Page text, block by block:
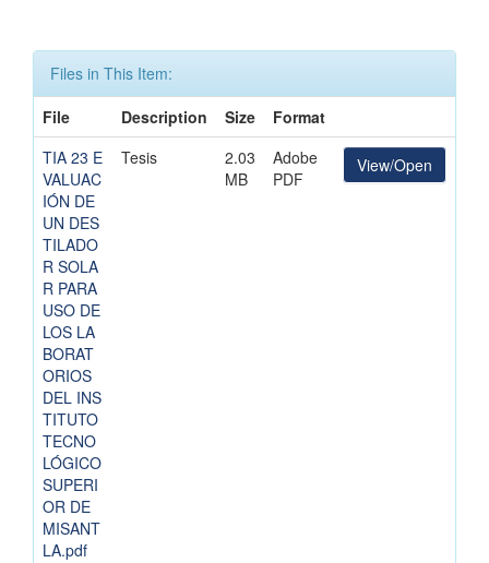
Files in This Item:
File
Description Size
Format
TIA 23 E
VALUAC
IÓN DE
UN DES
TILADO
R SOLA
R PARA
USO DE
LOS LA
BORAT
ORIOS
DEL INS
TITUTO
TECNO
LÓGICO
SUPERI
OR DE
MISANT
LA.pdf
Tesis
2.03
MB
Adobe
PDF
View/Open